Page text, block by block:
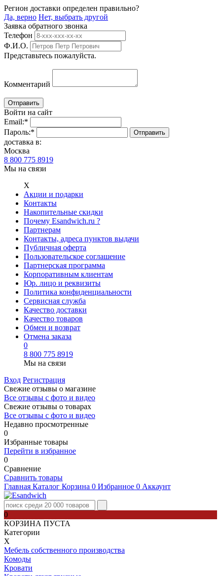
Регион доставки определен правильно?
Да, верно Нет, выбрать другой
Заявка обратного звонка
Телефон
Ф.И.О.
Представьтесь пожалуйста.
Комментарий
Войти на сайт
Email:*
Пароль:*
доставка в:
Москва
8 800 775 8919
Мы на связи
Х
Акции и подарки
Контакты
Накопительные скидки
Почему Esandwich.ru ?
Партнерам
Контакты, адреса пунктов выдачи
Публичная оферта
Пользовательское соглашение
Партнерская программа
Корпоративным клиентам
Юр. лицо и реквизиты
Политика конфиденциальности
Сервисная служба
Качество доставки
Качество товаров
Обмен и возврат
Отмена заказа
0
8 800 775 8919
Мы на связи
Вход Регистрация
Свежие отзывы о магазине
Все отзывы с фото и видео
Свежие отзывы о товарах
Все отзывы c фото и видео
Недавно просмотренные
0
Избранные товары
Перейти в избранное
0
Сравнение
Сравнить товары
Главная Каталог Корзина 0 Избранное 0 Аккаунт
0
КОРЗИНА ПУСТА
Категории
Х
Мебель собственного производства
Комоды
Кровати